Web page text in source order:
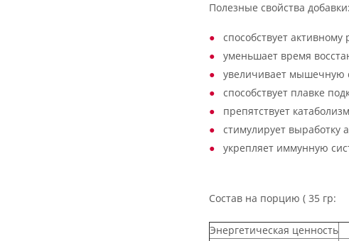
Полезные свойства добавки:
способствует
уменьшает время
увеличивает мышечную
способствует плавке
препятствует
стимулирует выработку
укрепляет иммунную
Состав на порцию ( 35 гр:
Энергетическая ценность